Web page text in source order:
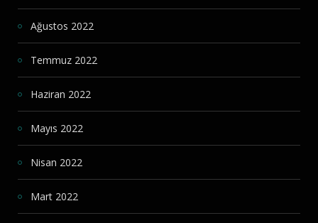
Ağustos 2022
Temmuz 2022
Haziran 2022
Mayıs 2022
Nisan 2022
Mart 2022